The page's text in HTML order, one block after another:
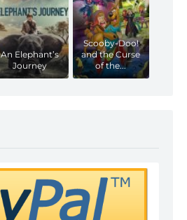
An Elephant’s
Journey
Scooby-Doo!
and the Curse
of the...